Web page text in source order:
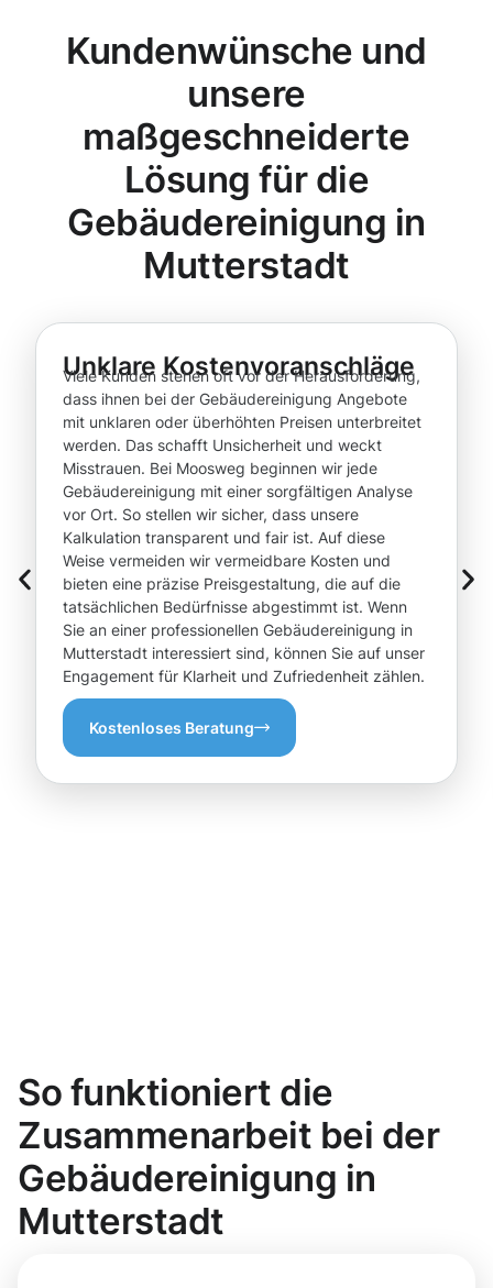
Kundenwünsche und
unsere
maßgeschneiderte
Lösung für die
Gebäudereinigung in
Mutterstadt
Unklare Kostenvoranschläge
Viele Kunden stehen oft vor der Herausforderung,
dass ihnen bei der Gebäudereinigung Angebote
mit unklaren oder überhöhten Preisen unterbreitet
werden. Das schafft Unsicherheit und weckt
Misstrauen. Bei Moosweg beginnen wir jede
Gebäudereinigung mit einer sorgfältigen Analyse
vor Ort. So stellen wir sicher, dass unsere
Kalkulation transparent und fair ist. Auf diese
Weise vermeiden wir vermeidbare Kosten und
bieten eine präzise Preisgestaltung, die auf die
tatsächlichen Bedürfnisse abgestimmt ist. Wenn
Sie an einer professionellen Gebäudereinigung in
Mutterstadt interessiert sind, können Sie auf unser
Engagement für Klarheit und Zufriedenheit zählen.
Kostenloses Beratung
So funktioniert die
Zusammenarbeit bei der
Gebäudereinigung in
Mutterstadt